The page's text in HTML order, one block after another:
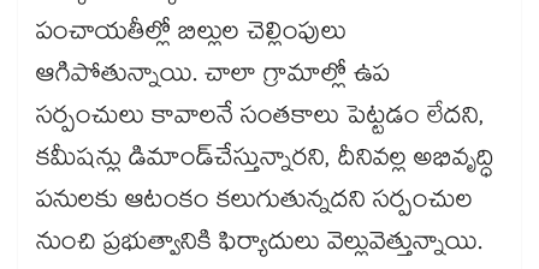
పంచాయతీల్లో బిల్లుల చెల్లింపులు
ఆగిపోతున్నాయి. చాలా గ్రామాల్లో ఉప
సర్పంచులు కావాలనే సంతకాలు పెట్టడం లేదని,
కమీషన్లు డిమాండ్​చేస్తున్నారని, దీనివల్ల అభివృద్ధి
పనులకు ఆటంకం కలుగుతున్నదని సర్పంచుల
నుంచి ప్రభుత్వానికి ఫిర్యాదులు వెల్లువెత్తున్నాయి.